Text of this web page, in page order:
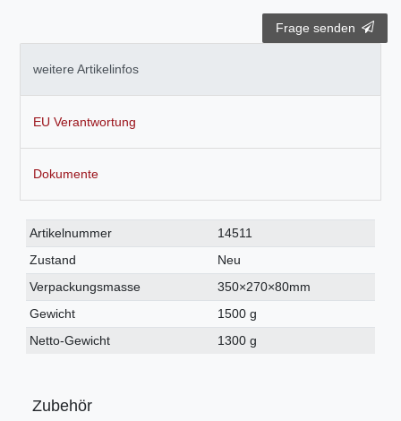
Frage senden
weitere Artikelinfos
EU Verantwortung
Dokumente
Technisches
Merkmal
Wert
Artikelnummer
14511
Zustand
Neu
Verpackungsmasse
350×270×80mm
Gewicht
1500 g
Netto-Gewicht
1300 g
Zubehör